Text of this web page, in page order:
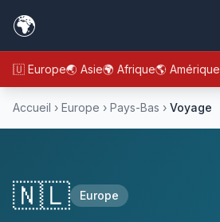
🌍
🇪🇺 Europe🌏 Asie🌍 Afrique🌎 Amérique
Accueil › Europe › Pays-Bas › Voyage
🇳🇱 Europe